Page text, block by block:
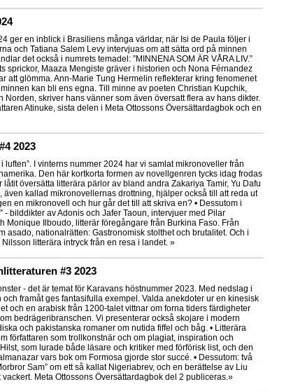
ger en inblick i Brasiliens många världar, när Isi de Paula följer i
och Tatiana Salem Levy intervjuas om att sätta ord på minnen
det också i numrets temadel: ”MINNENA SOM ÄR VÅRA LIV.”
sprickor, Maaza Mengiste gräver i historien och Nona Férnandez
att glömma. Ann-Marie Tung Hermelin reflekterar kring fenomenet
kan bli ens egna. Till minne av poeten Christian Kupchik,
skriver hans vänner som även översatt flera av hans dikter.
Atinuke, sista delen i Meta Ottossons Översättardagbok och en
2023
i luften”. I vinterns nummer 2024 har vi samlat mikronoveller från
Den här kortkorta formen av novellgenren tycks idag frodas
översätta litterära pärlor av bland andra Zakariya Tamir, Yu Dafu
även kallad mikronovellernas drottning, hjälper också till att reda ut
en mikronovell och hur går det till att skriva en? • Dessutom i
- bilddikter av Adonis och Jafer Taoun, intervjuer med Pilar
Monique Ilboudo, litterär föregångare från Burkina Faso. Från
asado, nationalrätten: Gastronomisk stolthet och brutalitet. Och i
litterära intryck från en resa i landet. »
#3 2023
- det är temat för Karavans höstnummer 2023. Med nedslag i
och framåt ges fantasifulla exempel. Valda anekdoter ur en kinesisk
och en arabisk från 1200-talet ­vittnar om forna tiders färdigheter
bedrägeribranschen. Vi presenterar också skojare i modern
och pakistanska romaner om nutida fiffel och båg. • Litterära
författaren som trollkonstnär och om plagiat, inspiration och
som lurade både läsare och kritiker med förförisk list, och den
vars bok om Formosa gjorde stor succé. • Dessutom: två
Sam” om ett så kallat Nigeriabrev, och en berättelse av Liu
Meta Ottossons Översättardagbok del 2 publiceras.»